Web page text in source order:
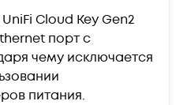
Cloud Key Gen2
порт с
чему исключается
питания.